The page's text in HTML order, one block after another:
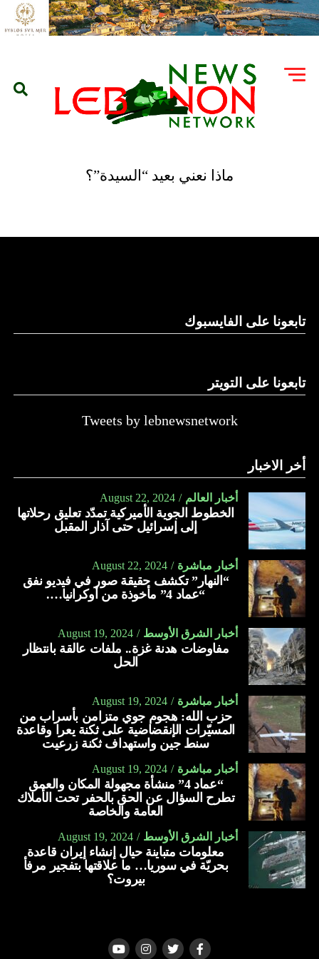
ماذا نعني بعيد “السيدة”؟
تابعونا على الفايسبوك
تابعونا على التويتر
Tweets by lebnewsnetwork
أخر الاخبار
أخبار العالم August 22, 2024
الخطوط الجوية الأميركية تمدّد تعليق رحلاتها
إلى إسرائيل حتى آذار المقبل
أخبار مباشرة August 22, 2024
“النهار” تكشف حقيقة صور في فيديو نفق
“عماد 4” مأخوذة من أوكرانيا….
أخبار الشرق الأوسط August 19, 2024
مفاوضات هدنة غزة.. ملفات عالقة بانتظار
الحل
أخبار مباشرة August 19, 2024
حزب الله: هجوم جوي متزامن بأسراب من
المسيّرات الإنقضاضية على ثكنة يعرا وقاعدة
سنط جين واستهداف ثكنة زرعيت
أخبار مباشرة August 19, 2024
“عماد 4” منشأة مجهولة المكان والعمق
تطرح السؤال عن الحق بالحفر تحت الأملاك
العامة والخاصة
أخبار الشرق الأوسط August 19, 2024
معلومات متباينة حيال إنشاء إيران قاعدة
بحريّة في سوريا… ما علاقتها بتفجير مرفأ
بيروت؟